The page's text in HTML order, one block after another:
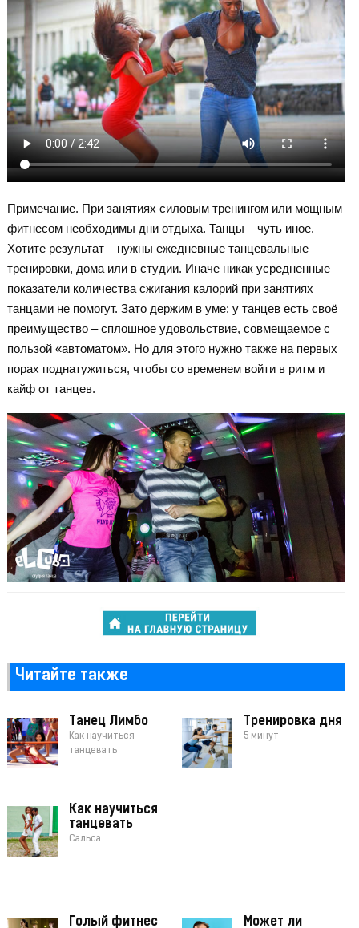
Примечание. При занятиях силовым тренингом или мощным
фитнесом необходимы дни отдыха. Танцы – чуть иное.
Хотите результат – нужны ежедневные танцевальные
тренировки, дома или в студии. Иначе никак усредненные
показатели количества сжигания калорий при занятиях
танцами не помогут. Зато держим в уме: у танцев есть своё
преимущество – сплошное удовольствие, совмещаемое с
пользой «автоматом». Но для этого нужно также на первых
порах поднатужиться, чтобы со временем войти в ритм и
кайф от танцев.
Читайте также
Танец Лимбо
Как научиться
танцевать
Тренировка дня
5 минут
Как научиться
танцевать
Сальса
Голый фитнес Может ли